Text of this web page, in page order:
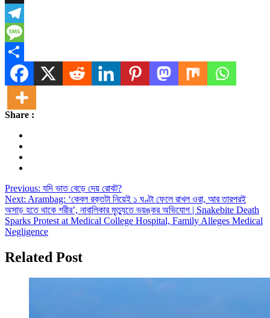
X
Telegram
Message
Share
Share :
Post
navigation
Previous: যদি ভাত বেড়ে দেয় রোবট?
Next: Arambag: ‘কেবল রক্তটা নিয়েই ১ ঘণ্টা ফেলে রাখল ওরা, আর তারপরই
অসাড় হতে থাকে শরীর’, নাবালিকার মৃ্ত্যুতে ভয়ঙ্কর অভিযোগ | Snakebite Death
Sparks Protest at Medical College Hospital, Family Alleges Medical
Negligence
Related Post